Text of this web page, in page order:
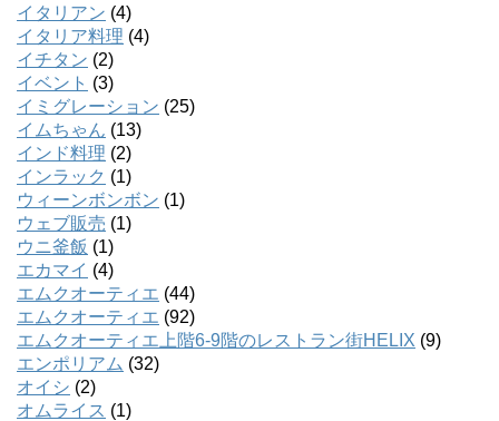
イタリアン (4)
イタリア料理 (4)
イチタン (2)
イベント (3)
イミグレーション (25)
イムちゃん (13)
インド料理 (2)
インラック (1)
ウィーンボンボン (1)
ウェブ販売 (1)
ウニ釜飯 (1)
エカマイ (4)
エムクオーティエ (44)
エムクオーティエ (92)
エムクオーティエ上階6-9階のレストラン街HELIX (9)
エンポリアム (32)
オイシ (2)
オムライス (1)